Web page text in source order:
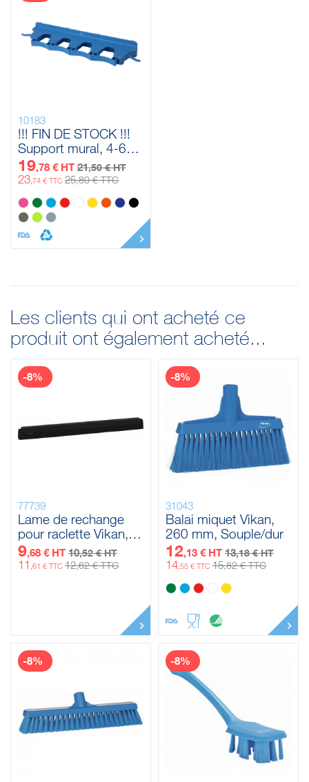
10183
!!! FIN DE STOCK !!!
Support mural, 4-6
Produits Vikan, 395
mm
19,78 € HT 21,50 € HT
23,74 € TTC 25,80 € TTC
Les clients qui ont acheté ce
produit ont également acheté...
77739
Lame de rechange
pour raclette Vikan,
500 mm
9,68 € HT 10,52 € HT
11 ,61 € TTC 12,62 € TTC
-8%
31043
Balai miquet Vikan,
260 mm, Souple/dur
12,13 € HT 13,18 € HT
14,55 € TTC 15,82 € TTC
-8%
-8% -8%